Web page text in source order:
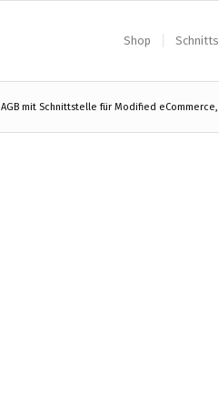
Shop
AGB mit Schnittstelle für Modified eCommerce,